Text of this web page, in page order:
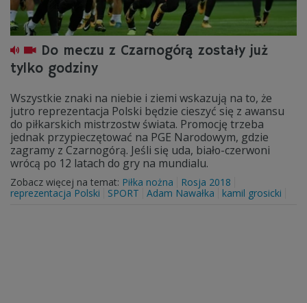
Do meczu z Czarnogórą zostały już
tylko godziny
Wszystkie znaki na niebie i ziemi wskazują na to, że
jutro reprezentacja Polski będzie cieszyć się z awansu
do piłkarskich mistrzostw świata. Promocję trzeba
jednak przypieczętować na PGE Narodowym, gdzie
zagramy z Czarnogórą. Jeśli się uda, biało-czerwoni
wrócą po 12 latach do gry na mundialu.
Zobacz więcej na temat: Piłka nożna
Rosja 2018
reprezentacja Polski
SPORT Adam Nawałka kamil grosicki